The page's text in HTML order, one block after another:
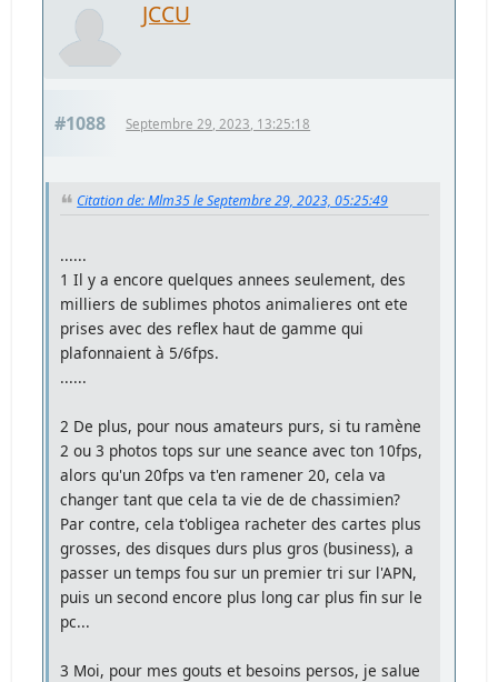
JCCU
#1088 Septembre 29, 2023, 13:25:18
Citation de: Mlm35 le Septembre 29, 2023, 05:25:49
......
1 Il y a encore quelques annees seulement, des
milliers de sublimes photos animalieres ont ete
prises avec des reflex haut de gamme qui
plafonnaient à 5/6fps.
......
2 De plus, pour nous amateurs purs, si tu ramène
2 ou 3 photos tops sur une seance avec ton 10fps,
alors qu'un 20fps va t'en ramener 20, cela va
changer tant que cela ta vie de de chassimien?
Par contre, cela t'obligea racheter des cartes plus
grosses, des disques durs plus gros (business), a
passer un temps fou sur un premier tri sur l'APN,
puis un second encore plus long car plus fin sur le
pc...
3 Moi, pour mes gouts et besoins persos, je salue